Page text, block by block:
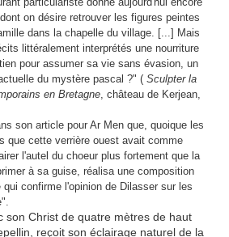
on désire retrouver les figures peintes
dans la chapelle du village. [...] Mais
littéralement interprétés une nourriture
pour assumer sa vie sans évasion, un
du mystère pascal ?" ( Sculpter la
en Bretagne, château de Kerjean,
son article pour Ar Men que, quoique les
que cette verrière ouest avait comme
l'autel du choeur plus fortement que la
à sa guise, réalisa une composition
confirme l'opinion de Dilasser sur les
son Christ de quatre mètres de haut
reçoit son éclairage naturel de la